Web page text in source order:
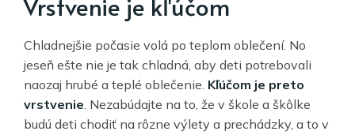
Chladnejšie počasie volá po teplom oblečení. No
jeseň ešte nie je tak chladná, aby deti potrebovali
naozaj hrubé a teplé oblečenie. Kľúčom je preto
vrstvenie . Nezabúdajte na to, že v škole a škôlke
budú deti chodiť na rôzne výlety a prechádzky, a to v